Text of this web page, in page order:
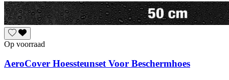
Op voorraad
AeroCover Hoessteunset Voor Beschermhoes